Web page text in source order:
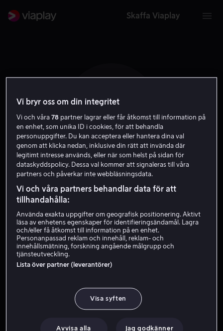
Skaffa Viaplay
E I
Embla Ingelman-
Sundberg
Skådespelare
Vi bryr oss om din integritet
Vi och våra78 partner lagrar eller får åtkomst till information på
en enhet, som unika ID i cookies, för att behandla
personuppgifter. Du kan acceptera eller hantera dina val
genom att klicka nedan, inklusive din rätt att invända där
legitimt intresse används, eller när som helst på sidan för
dataskyddspolicy. Dessa val kommer att signaleras till våra
partners och påverkar inte webbläsningsdata.
Vi och våra partners behandlar data för att
tillhandahålla:
Använda exakta uppgifter om geografisk positionering. Aktivt
läsa av enhetens egenskaper för identifieringsändamål. Lagra
och/eller få åtkomst till information på en enhet.
Personanpassad reklam och innehåll, reklam- och
innehållsmätning, forskning angående målgrupp och
tjänsteutveckling.
Lista över partner (leverantörer)
Visa syften
Avvisa alla Jag godkänner